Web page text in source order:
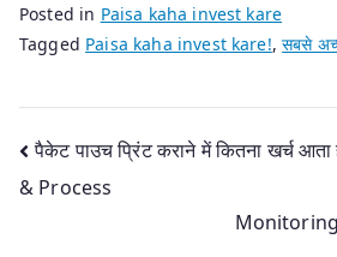
Posted in Paisa kaha invest kare
Tagged Paisa kaha invest kare!,सबसे
Post
navigation
पैकेट पाउच प्रिंट कराने में कितना खर्च
& Process